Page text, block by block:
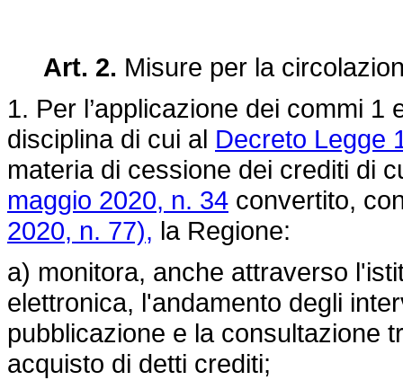
Art. 2. Misure per la
1. Per l’applicazione dei commi 1
disciplina di cui al Decreto Legge
materia di cessione dei crediti di
maggio 2020, n. 34 convertito,
2020, n. 77), la Regione:
a) monitora, anche attraverso
elettronica, l'andamento degli
pubblicazione e la consultazione
acquisto di detti crediti;